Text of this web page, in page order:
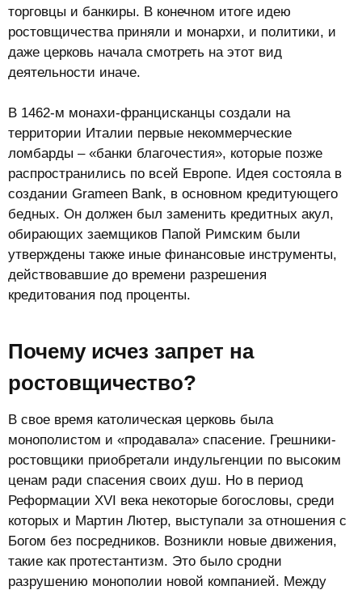
торговцы и банкиры. В конечном итоге идею
ростовщичества приняли и монархи, и политики, и
даже церковь начала смотреть на этот вид
деятельности иначе.
В 1462-м монахи-францисканцы создали на
территории Италии первые некоммерческие
ломбарды – «банки благочестия», которые позже
распространились по всей Европе. Идея состояла в
создании Grameen Bank, в основном кредитующего
бедных. Он должен был заменить кредитных акул,
обирающих заемщиков Папой Римским были
утверждены также иные финансовые инструменты,
действовавшие до времени разрешения
кредитования под проценты.
Почему исчез запрет на
ростовщичество?​
В свое время католическая церковь была
монополистом и «продавала» спасение. Грешники-
ростовщики приобретали индульгенции по высоким
ценам ради спасения своих душ. Но в период
Реформации XVI века некоторые богословы, среди
которых и Мартин Лютер, выступали за отношения с
Богом без посредников. Возникли новые движения,
такие как протестантизм. Это было сродни
разрушению монополии новой компанией. Между